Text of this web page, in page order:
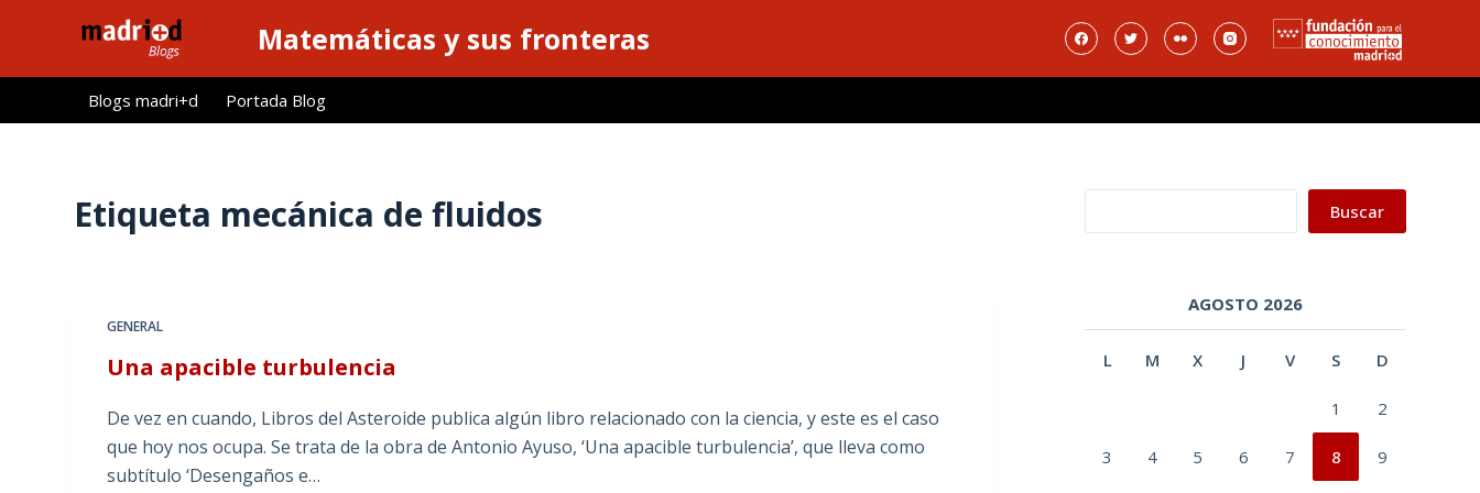
l
Matemáticas y sus fronteras
Blogs madri+d Portada Blog
Etiqueta mecánica de fluidos
GENERAL
Una apacible turbulencia
De vez en cuando, Libros del Asteroide publica algún libro relacionado con la ciencia, y este es el caso
que hoy nos ocupa. Se trata de la obra de Antonio Ayuso, ‘Una apacible turbulencia’, que lleva como
subtítulo ‘Desengaños e…
Buscar
AGOSTO 2026
L M X J V S D
1 2
3 4 5 6 7 8 9